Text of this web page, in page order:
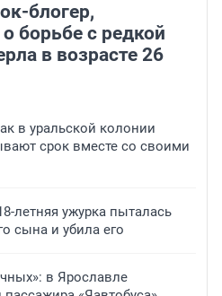
блогер,
борьбе с редкой
в возрасте 26
в уральской колонии
срок вместе со своими
летняя ужурка пыталась
сына и убила его
в Ярославле